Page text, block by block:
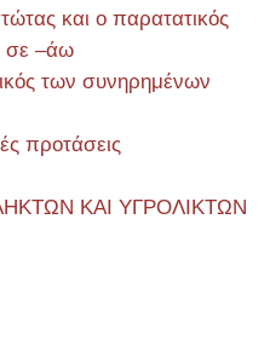
και ο παρατατικός
σε –άω
των συνηρημένων
προτάσεις
ΚΑΙ ΥΓΡΟΛΙΚΤΩΝ